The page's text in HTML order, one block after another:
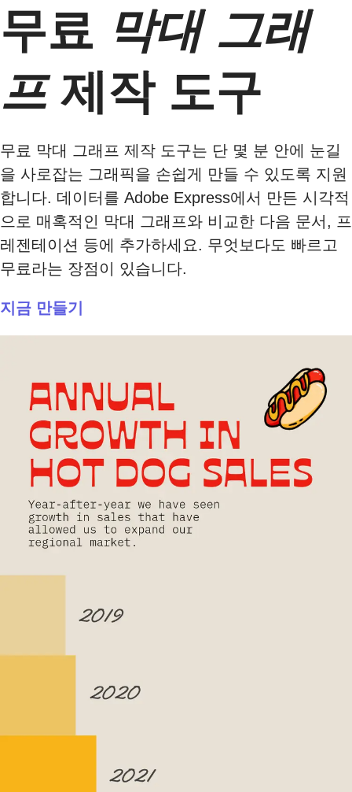
무료 막대 그래
프제작 도구
무료 막대 그래프 제작 도구는 단 몇 분 안에 눈길
을 사로잡는 그래픽을 손쉽게 만들 수 있도록 지원
합니다. 데이터를 Adobe Express에서 만든 시각적
으로 매혹적인 막대 그래프와 비교한 다음 문서, 프
레젠테이션 등에 추가하세요. 무엇보다도 빠르고
무료라는 장점이 있습니다.
지금 만들기